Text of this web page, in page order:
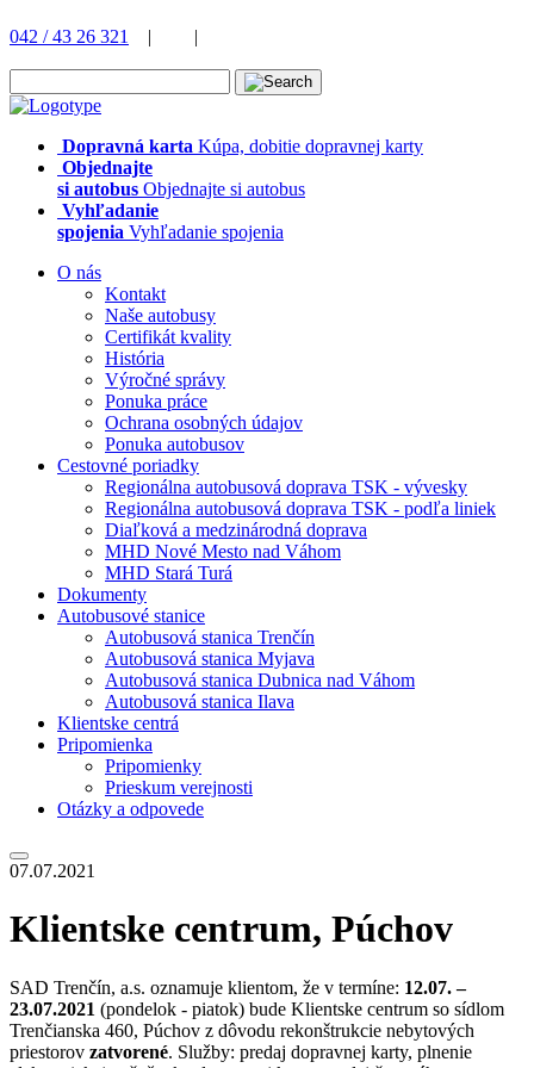
042 / 43 26 321 | |
Dopravná karta Kúpa, dobitie dopravnej karty
Objednajte
si autobus Objednajte si autobus
Vyhľadanie
spojenia Vyhľadanie spojenia
O nás
Kontakt
Naše autobusy
Certifikát kvality
História
Výročné správy
Ponuka práce
Ochrana osobných údajov
Ponuka autobusov
Cestovné poriadky
Regionálna autobusová doprava TSK - vývesky
Regionálna autobusová doprava TSK - podľa liniek
Diaľková a medzinárodná doprava
MHD Nové Mesto nad Váhom
MHD Stará Turá
Dokumenty
Autobusové stanice
Autobusová stanica Trenčín
Autobusová stanica Myjava
Autobusová stanica Dubnica nad Váhom
Autobusová stanica Ilava
Klientske centrá
Pripomienka
Pripomienky
Prieskum verejnosti
Otázky a odpovede
07.07.2021
Klientske centrum, Púchov
SAD Trenčín, a.s. oznamuje klientom, že v termíne: 12.07. –
23.07.2021 (pondelok - piatok) bude Klientske centrum so sídlom
Trenčianska 460, Púchov z dôvodu rekonštrukcie nebytových
priestorov zatvorené. Služby: predaj dopravnej karty, plnenie